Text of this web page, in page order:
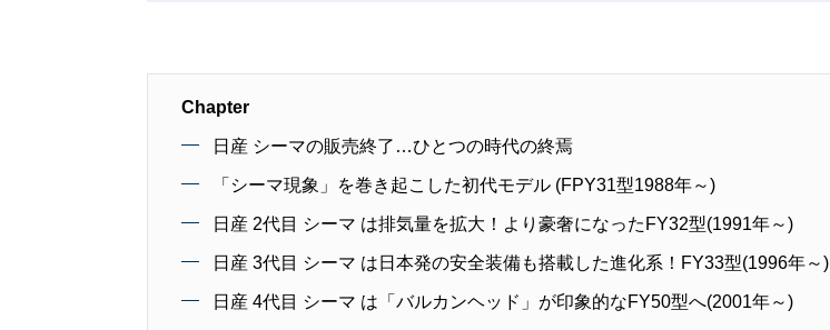
Chapter
日産 シーマの販売終了…ひとつの時代の終焉
「シーマ現象」を巻き起こした初代モデル (FPY31型1988年～)
日産 2代目 シーマ は排気量を拡大！より豪奢になったFY32型(1991年～)
日産 3代目 シーマ は日本発の安全装備も搭載した進化系！FY33型(1996年～)
日産 4代目 シーマ は「バルカンヘッド」が印象的なFY50型へ(2001年～)